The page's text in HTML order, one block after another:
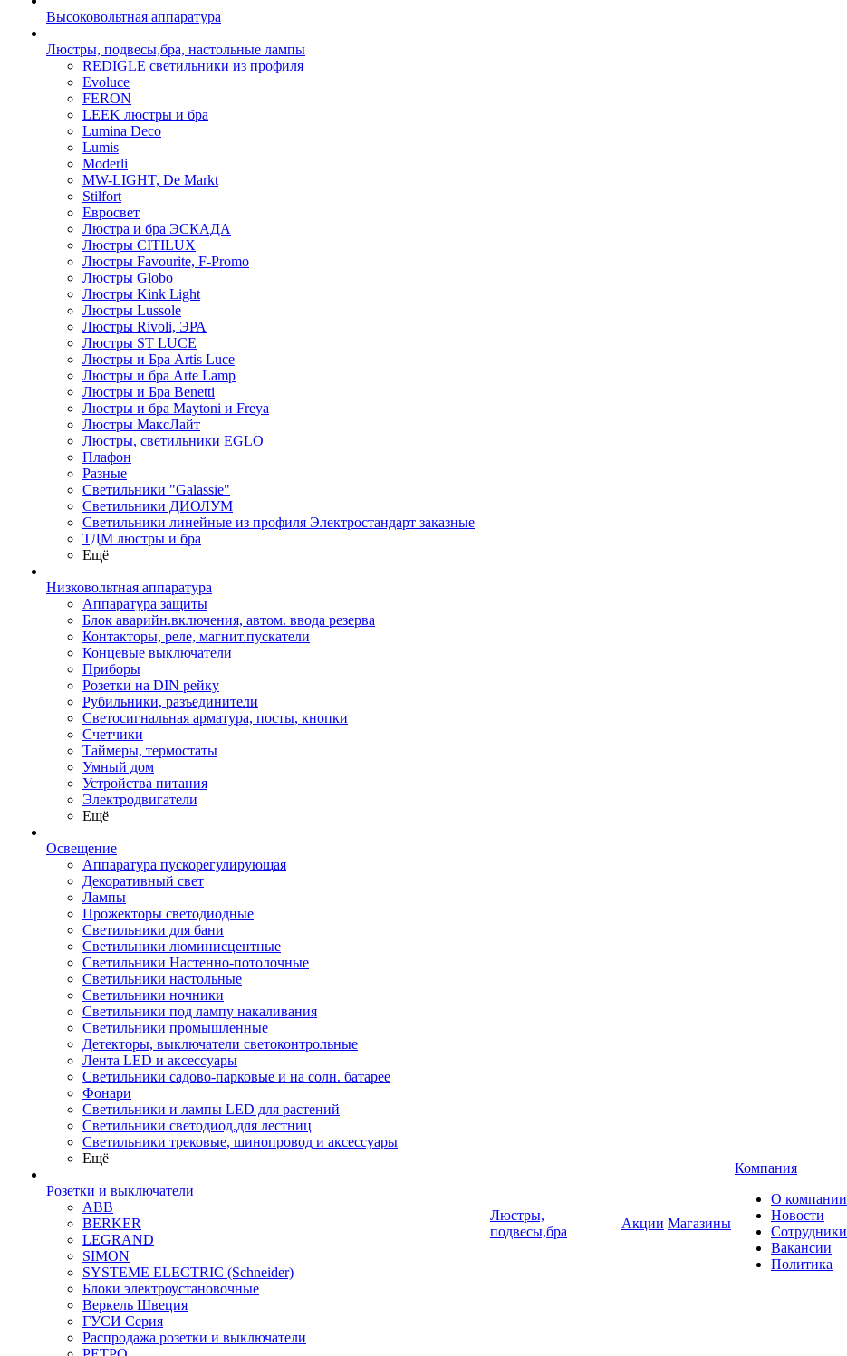
Высоковольтная аппаратура
Люстры, подвесы,бра, настольные лампы
REDIGLE светильники из профиля
Evoluce
FERON
LEEK люстры и бра
Lumina Deco
Lumis
Moderli
MW-LIGHT, De Markt
Stilfort
Евросвет
Люстра и бра ЭСКАДА
Люстры CITILUX
Люстры Favourite, F-Promo
Люстры Globo
Люстры Kink Light
Люстры Lussole
Люстры Rivoli, ЭРА
Люстры ST LUCE
Люстры и Бра Artis Luce
Люстры и бра Arte Lamp
Люстры и Бра Benetti
Люстры и бра Maytoni и Freya
Люстры МаксЛайт
Люстры, светильники EGLO
Плафон
Разные
Светильники "Galassie"
Светильники ДИОЛУМ
Светильники линейные из профиля Электростандарт заказные
ТДМ люстры и бра
Ещё
Низковольтная аппаратура
Аппаратура защиты
Блок аварийн.включения, автом. ввода резерва
Контакторы, реле, магнит.пускатели
Концевые выключатели
Приборы
Розетки на DIN рейку
Рубильники, разъединители
Светосигнальная арматура, посты, кнопки
Счетчики
Таймеры, термостаты
Умный дом
Устройства питания
Электродвигатели
Ещё
Освещение
Аппаратура пускорегулирующая
Декоративный свет
Лампы
Прожекторы светодиодные
Светильники для бани
Светильники люминисцентные
Светильники Настенно-потолочные
Светильники настольные
Светильники ночники
Светильники под лампу накаливания
Светильники промышленные
Детекторы, выключатели светоконтрольные
Лента LED и аксессуары
Светильники садово-парковые и на солн. батарее
Фонари
Светильники и лампы LED для растений
Светильники светодиод.для лестниц
Светильники трековые, шинопровод и аксессуары
Ещё
Розетки и выключатели
ABB
BERKER
LEGRAND
SIMON
SYSTEME ELECTRIC (Schneider)
Блоки электроустановочные
Веркель Швеция
ГУСИ Серия
Распродажа розетки и выключатели
Люстры,
подвесы,бра
Акции Магазины
Компания
О компании
Новости
Сотрудники
Вакансии
Политика